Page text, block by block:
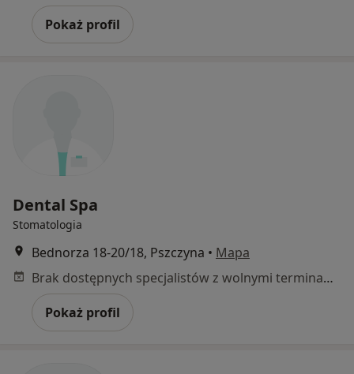
Pokaż profil
Dental Spa
Stomatologia
Bednorza 18-20/18, Pszczyna • Mapa
Brak dostępnych specjalistów z wolnymi terminami w tym centrum medycznym.
Pokaż profil